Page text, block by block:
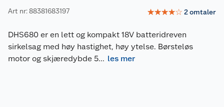
Art nr: 88381683197 ☆☆☆☆☆ 2omtaler
DHS680 er en lett og kompakt 18V batteridreven
sirkelsag med høy hastighet, høy ytelse. Børsteløs
motor og skjæredybde 5... les mer